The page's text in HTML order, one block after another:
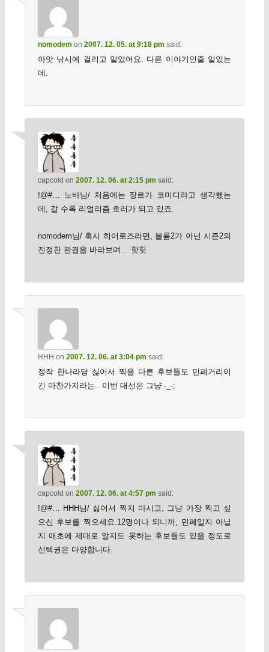
nomodem on 2007. 12. 05. at 9:18 pm said:
아앗 낚시에 걸리고 말았어요. 다른 이야기인줄 알았는
데.
capcold on 2007. 12. 06. at 2:15 pm said:
!@#… 노바님/ 처음에는 장르가 코미디라고 생각했는
데, 갈 수록 리얼리즘 호러가 되고 있죠.
nomodem님/ 혹시 히어로즈라면, 볼륨2가 아닌 시즌2의
진정한 완결을 바라보며… 핫핫
HHH on 2007. 12. 06. at 3:04 pm said:
정작 한나라당 싫어서 찍을 다른 후보들도 민폐거리이
긴 마찬가지라는.. 이번 대선은 그냥 -_-;
capcold on 2007. 12. 06. at 4:57 pm said:
!@#… HHH님/ 싫어서 찍지 마시고, 그냥 가장 찍고 싶
으신 후보를 찍으세요.12명이나 되니까, 민폐일지 아닐
지 애초에 제대로 알지도 못하는 후보들도 있을 정도로
선택권은 다양합니다.